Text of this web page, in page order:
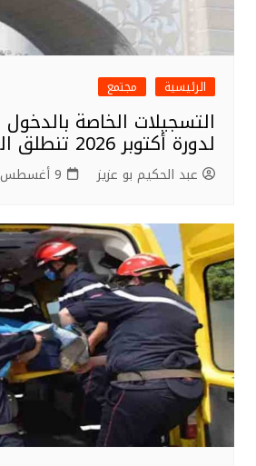
الرئيسية مجتمع
التسجيلات الخاصة
لدورة أكتوبر 2026 تنطلق اليوم
عبد الحكيم بو عزيز 9 أغسطس 2026